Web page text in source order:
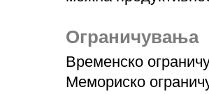
Ограничувања
Временско
Мемориско